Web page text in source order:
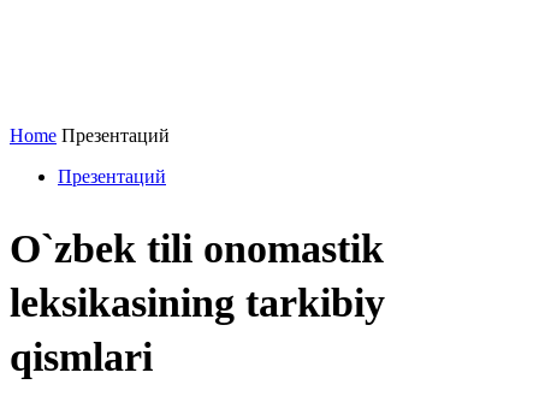
Home Презентаций
Презентаций
O`zbek tili onomastik
leksikasining tarkibiy
qismlari